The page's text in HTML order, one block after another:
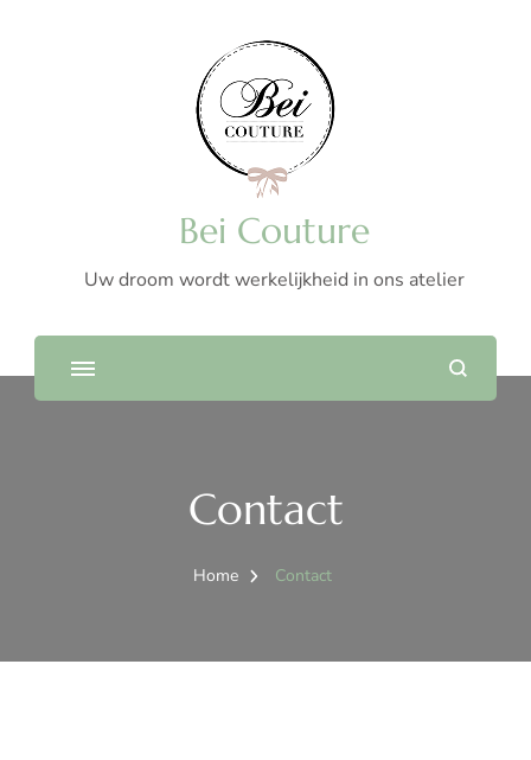
Bei Couture
Uw droom wordt werkelijkheid in ons atelier
Contact
Home Contact